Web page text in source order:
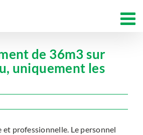
de 36m3 sur
uniquement les
et professionnelle. Le personnel